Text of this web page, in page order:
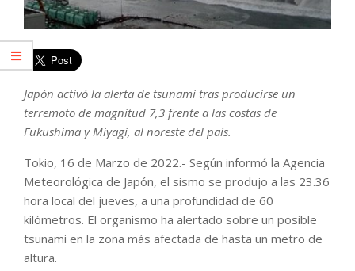
Japón activó la alerta de tsunami tras producirse un
terremoto de magnitud 7,3 frente a las costas de
Fukushima y Miyagi, al noreste del país.
Tokio, 16 de Marzo de 2022.- Según informó la Agencia
Meteorológica de Japón, el sismo se produjo a las 23.36
hora local del jueves, a una profundidad de 60
kilómetros. El organismo ha alertado sobre un posible
tsunami en la zona más afectada de hasta un metro de
altura.